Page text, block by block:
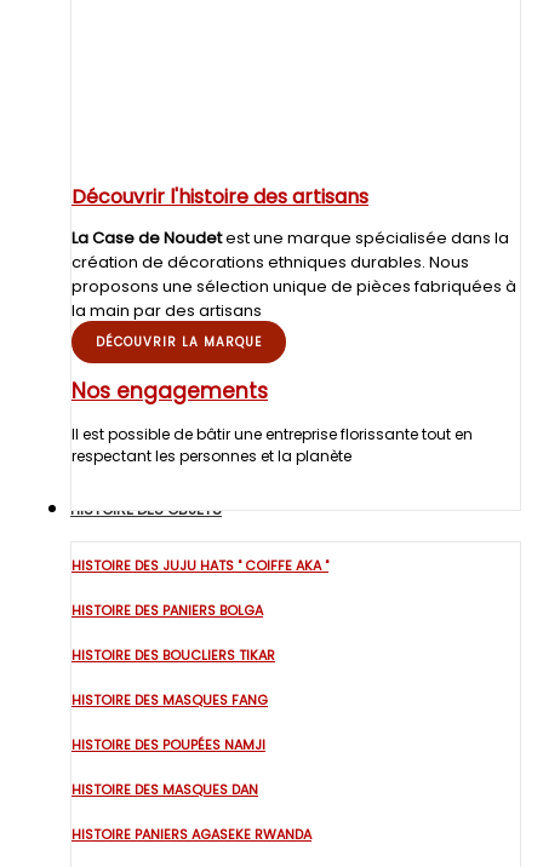
Découvrir l'histoire des artisans
La Case de Noudetest une marque spécialisée dans la
création de décorations ethniques durables. Nous
proposons une sélection unique de pièces fabriquées à
la main par des artisans
DÉCOUVRIR LA MARQUE
Nos engagements
Il est possible de bâtir une entreprise florissante tout en
respectant les personnes et la planète
HISTOIRE DES OBJETS
HISTOIRE DES JUJU HATS " COIFFE AKA "
HISTOIRE DES PANIERS BOLGA
HISTOIRE DES BOUCLIERS TIKAR
HISTOIRE DES MASQUES FANG
HISTOIRE DES POUPÉES NAMJI
HISTOIRE DES MASQUES DAN
HISTOIRE PANIERS AGASEKE RWANDA